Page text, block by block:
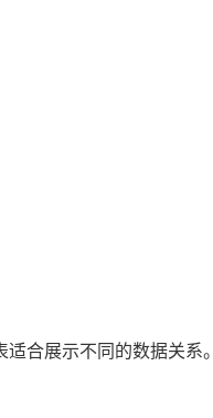
合展示不同的数据关系。